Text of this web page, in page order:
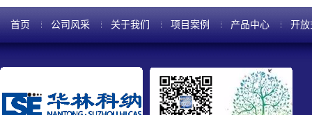
首页 公司风采 关于我们 项目案例 产品中心 开放